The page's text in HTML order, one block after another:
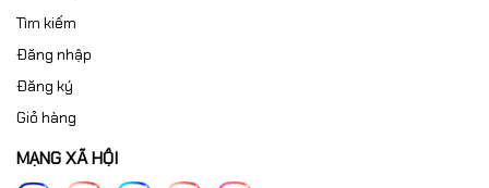
Tìm kiếm
Đăng nhập
Đăng ký
Giỏ hàng
MẠNG XÃ HỘI